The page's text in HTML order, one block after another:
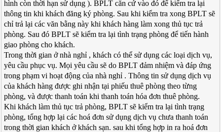
hình còn thời hạn sử dụng ). BPLT căn cứ vào đó để kiểm tra lại
thông tin khi khách đăng ký phòng. Sau khi kiểm tra xong BPLT sẽ
chỉ trả lại các văn bằng này khi khách hàng làm xong thủ tục trả
phòng. Sau đó BPLT sẽ kiểm tra lại tình trạng phòng để tiến hành
giao phòng cho khách.
Trong thời gian ở nhà nghỉ , khách có thể sử dụng các loại dịch vụ,
yêu cầu phục vụ. Mọi yêu cầu sẽ do BPLT đảm nhiệm và đáp ứng
trong phạm vi hoạt động của nhà nghỉ . Thông tin sử dụng dịch vụ
của khách hàng được ghi nhận tại phiếu thuê phòng theo từng
phòng, và được thanh toán khi thanh toán hóa đơn thuê phòng.
Khi khách làm thủ tục trả phòng, BPLT sẽ kiểm tra lại tình trạng
phòng, tổng hợp lại các hoá đơn sử dụng dịch vụ chưa thanh toán
trong thời gian khách ở khách sạn. sau khi tổng hợp in ra hoá đơn